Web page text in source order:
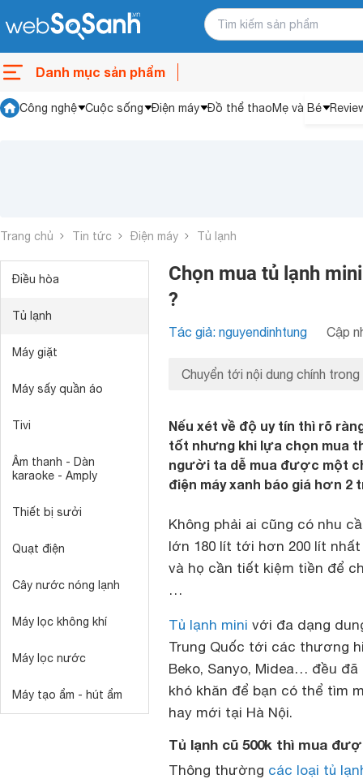
Danh mục sản phẩm
Công nghệ Cuộc sống Điện máy Đồ thể thaoMẹ và Bé
Trang chủ Tin tức Điện máy Tủ lạnh
Điều hòa
Tủ lạnh
Máy giặt
Máy sấy quần áo
Tivi
Âm thanh - Dàn
karaoke - Amply
Thiết bị sưởi
Quạt điện
Cây nước nóng lạnh
Máy lọc không khí
Máy lọc nước
Máy tạo ẩm - hút ẩm
Chọn mua tủ lạnh
?
Tác giả: nguyendinhtung Cập
Chuyển tới nội dung chính trong
Nếu xét về độ uy tín thì rõ
tốt nhưng khi lựa chọn mua
người ta dễ mua được một
điện máy xanh báo giá hơn 2
Không phải ai cũng có nhu
lớn 180 lít tới hơn 200 lít
và họ cần tiết kiệm tiền để
…
Tủ lạnh mini với đa dạng
Trung Quốc tới các thương
Beko, Sanyo, Midea… đều
khó khăn để bạn có thể tìm
hay mới tại Hà Nội.
Tủ lạnh cũ 500k thì mua
Thông thường các loại tủ